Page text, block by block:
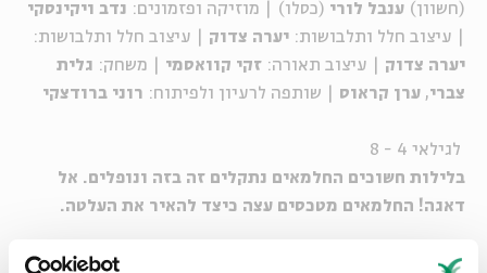
(חשוון) ענבל לורי (כסלו) | מוזיקה ופזמונים: נדב ויקינסקי
| עיצוב חלל ותלבושות: יערה צדוק | עיצוב חלל ותלבושות:
יערה צדוק | עיצוב תאורה: זקי קוואסמי | משחק: גלית
צברי, ערן קראוס | שותפה לרעיון ולפיתוח: רוני ברודצקי
לגילאי 4 - 8
בלילות חשוכים החלמאים נתקלים זה בזה ונופלים. אל
דאגה! החלמאים מטכסים עצה כיצד להאיר את העלטה.
ההצגה תעלה בשעה 17:00 במועדים הבאים: